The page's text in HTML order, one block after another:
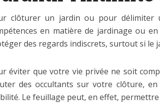
clôturer un jardin ou pour délimiter
en matière de jardinage ou
des regards indiscrets, surtout si le
éviter que votre vie privée ne soit
des occultants sur votre clôture,
Le feuillage peut, en effet,